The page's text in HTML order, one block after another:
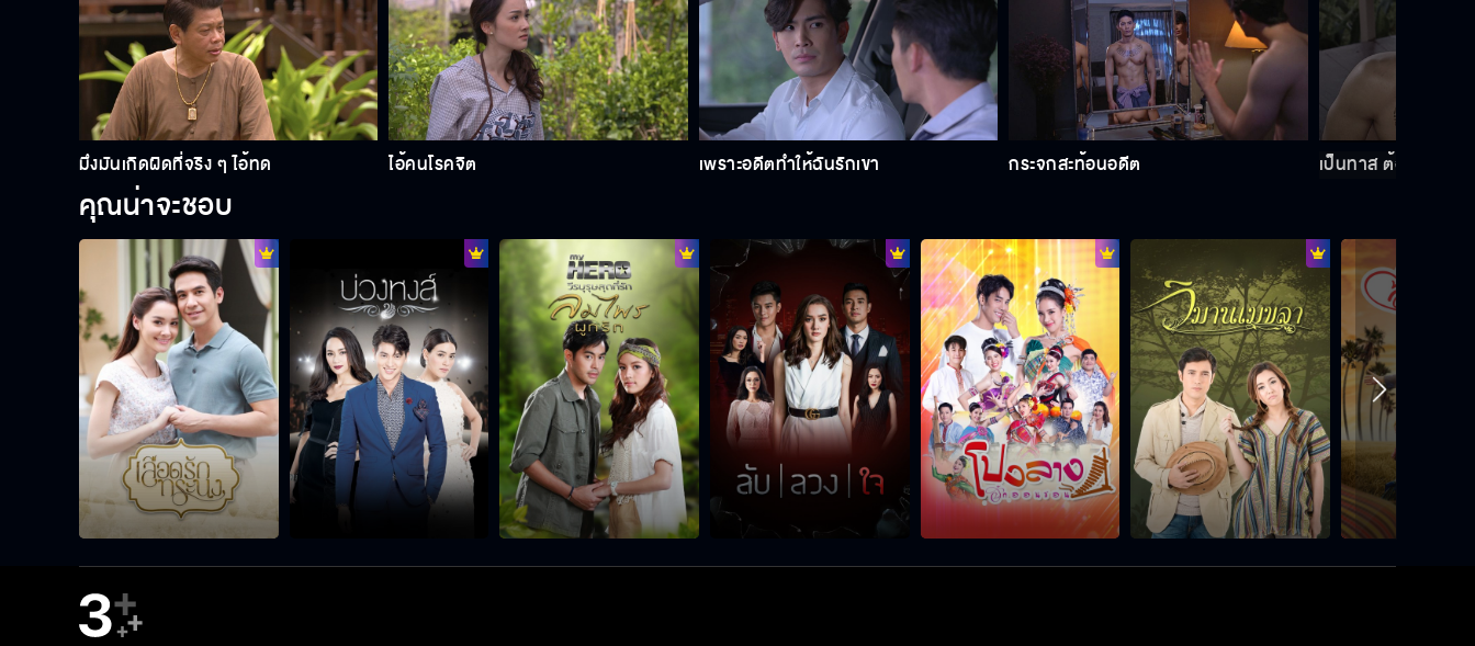
พวกเอ็งต้องเข้าใจตามที่ข้าบอก
กระจกสะท้อนอดีต
เพราะอดีตทำให้ฉันรักเขา
ไอ้คนโรคจิต
มึงมันเกิดผิดที่จริง ๆ ไอ้ทด ไอ้คนโรคจิต เพราะอดีตทำให้ฉันรักเขา กระจกสะท้อนอดีต เป็นทาส ต้องเป็นตล
คุณน่าจะชอบ